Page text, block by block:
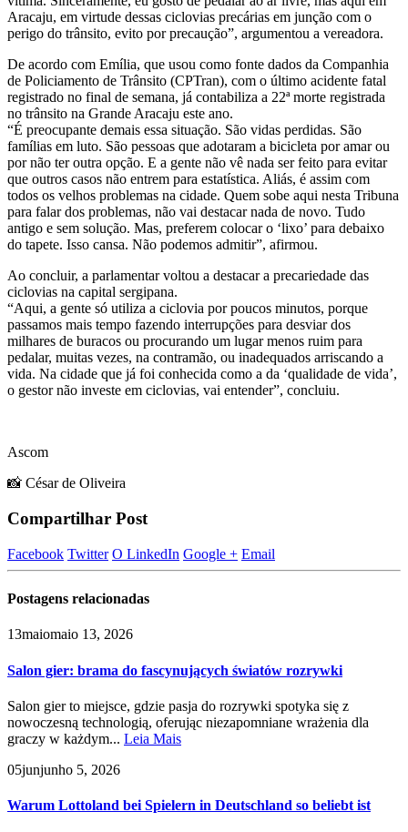
Aracaju, em virtude dessas ciclovias precárias em junção com o
perigo do trânsito, evito por precaução”, argumentou a vereadora.
De acordo com Emília, que usou como fonte dados da Companhia
de Policiamento de Trânsito (CPTran), com o último acidente fatal
registrado no final de semana, já contabiliza a 22ª morte registrada
no trânsito na Grande Aracaju este ano.
“É preocupante demais essa situação. São vidas perdidas. São
famílias em luto. São pessoas que adotaram a bicicleta por amar ou
por não ter outra opção. E a gente não vê nada ser feito para evitar
que outros casos não entrem para estatística. Aliás, é assim com
todos os velhos problemas na cidade. Quem sobe aqui nesta Tribuna
para falar dos problemas, não vai destacar nada de novo. Tudo
antigo e sem solução. Mas, preferem colocar o ‘lixo’ para debaixo
do tapete. Isso cansa. Não podemos admitir”, afirmou.
Ao concluir, a parlamentar voltou a destacar a precariedade das
ciclovias na capital sergipana.
“Aqui, a gente só utiliza a ciclovia por poucos minutos, porque
passamos mais tempo fazendo interrupções para desviar dos
milhares de buracos ou procurando um lugar menos ruim para
pedalar, muitas vezes, na contramão, ou inadequados arriscando a
vida. Na cidade que já foi conhecida como a da ‘qualidade de vida’,
o gestor não investe em ciclovias, vai entender”, concluiu.
Ascom
📸 César de Oliveira
Compartilhar Post
Facebook Twitter O LinkedIn Google + Email
Postagens relacionadas
13maiomaio 13, 2026
Salon gier: brama do fascynujących światów rozrywki
Salon gier to miejsce, gdzie pasja do rozrywki spotyka się z
nowoczesną technologią, oferując niezapomniane wrażenia dla
graczy w każdym... Leia Mais
05junjunho 5, 2026
Warum Lottoland bei Spielern in Deutschland so beliebt ist